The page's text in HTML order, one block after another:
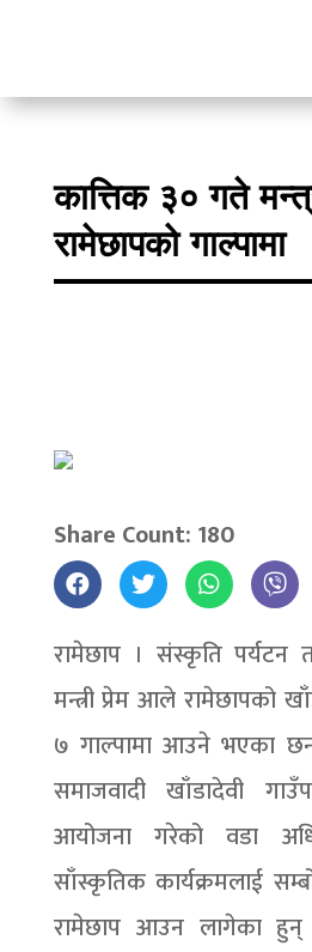
कात्तिक ३० गते
रामेछापको गाल्पामा
Share Count: 180
रामेछाप । संस्कृति पर्यटन
मन्त्री प्रेम आले रामेछापको
७ गाल्पामा आउने भएका
समाजवादी खाँडादेवी
आयोजना गरेको वडा
साँस्कृतिक कार्यक्रमलाई
रामेछाप आउन लागेका